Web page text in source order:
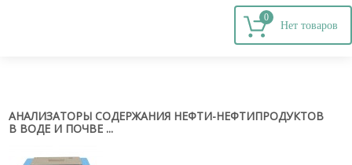
Compliance
Certificates
0
АНАЛИЗАТОРЫ СОДЕРЖАНИЯ НЕФТИ-НЕФТИПРОДУКТОВ
В ВОДЕ И ПОЧВЕ ...